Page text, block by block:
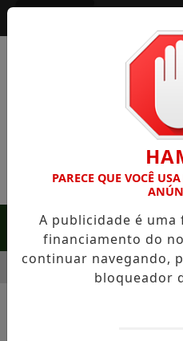
COLONIAL APAGÃO NO
PARECE QUE VOCÊ
A publicidade é
financiamento do
continuar navegando,
bloqueador